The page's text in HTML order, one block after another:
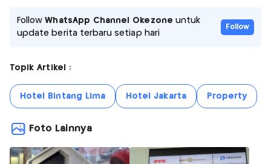
FollowWhatsApp Channel Okezone untuk
update berita terbaru setiap hari
Follow
Topik Artikel :
Hotel Bintang Lima Hotel Jakarta Property
Foto Lainnya